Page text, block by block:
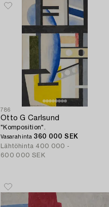
786
Otto G Carlsund
"Komposition".
Vasarahinta 360 000 SEK
Lähtöhinta 400 000 -
600 000 SEK